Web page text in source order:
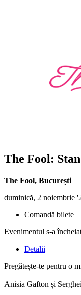
The Fool:
The Fool, București
duminică, 2 noiembrie
Comandă bilete
Evenimentul s-a
Detalii
Pregătește-te pentru o
Anisia Gafton și